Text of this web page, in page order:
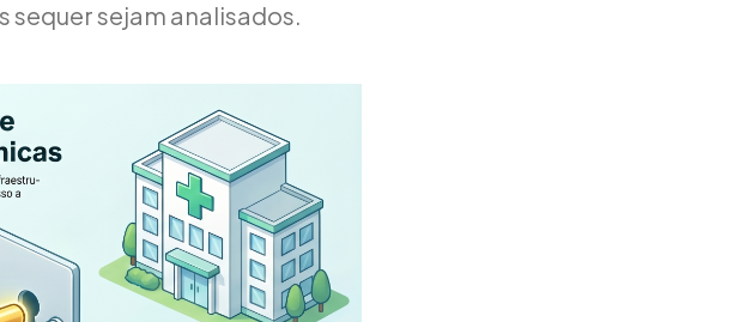
sejam analisados.